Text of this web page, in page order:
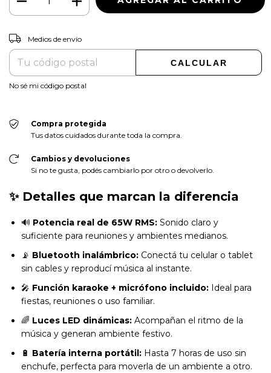
Entregas para el CP:
Medios de envío
CALCULAR
No sé mi código postal
Compra protegida
Tus datos cuidados durante toda la compra.
Cambios y devoluciones
Si no te gusta, podés cambiarlo por otro o devolverlo.
✨ Detalles que marcan la diferencia
🔊 Potencia real de 65W RMS: Sonido claro y
suficiente para reuniones y ambientes medianos.
📡 Bluetooth inalámbrico: Conectá tu celular o tablet
sin cables y reproducí música al instante.
🎤 Función karaoke + micrófono incluido: Ideal para
fiestas, reuniones o uso familiar.
🌈 Luces LED dinámicas: Acompañan el ritmo de la
música y generan ambiente festivo.
🔋 Batería interna portátil: Hasta 7 horas de uso sin
enchufe, perfecta para moverla de un ambiente a otro.